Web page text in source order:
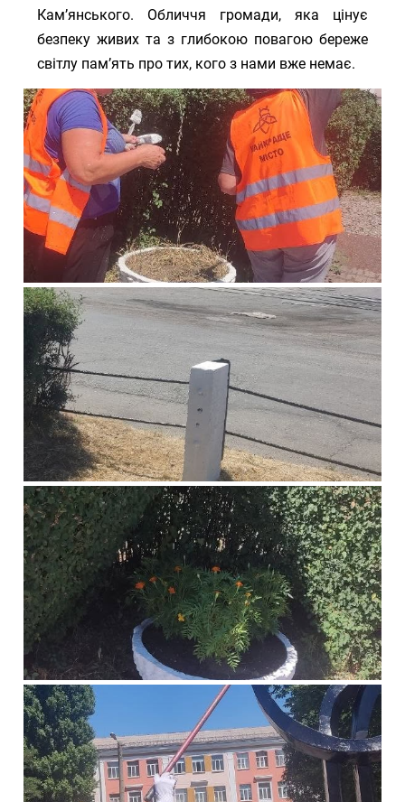
Кам’янського. Обличчя громади, яка цінує
безпеку живих та з глибокою повагою береже
світлу пам’ять про тих, кого з нами вже немає.